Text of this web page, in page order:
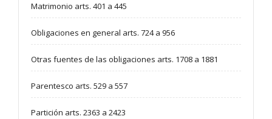
Matrimonio arts. 401 a 445
Obligaciones en general arts. 724 a 956
Otras fuentes de las obligaciones arts. 1708 a 1881
Parentesco arts. 529 a 557
Partición arts. 2363 a 2423